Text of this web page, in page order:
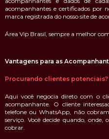
Uma das mais respeitadas
com mais de 20 anos de
em todo Brasil. Acompanhantes
Janeiro, acompanhantes em Porto
Acompanhantes certificadas e
Evite Surpresas.
Possuímos um rigoroso processo
total veracidade nas
presentes em nossa plataforma,
acompanhantes e dados de
acompanhantes e certificados por